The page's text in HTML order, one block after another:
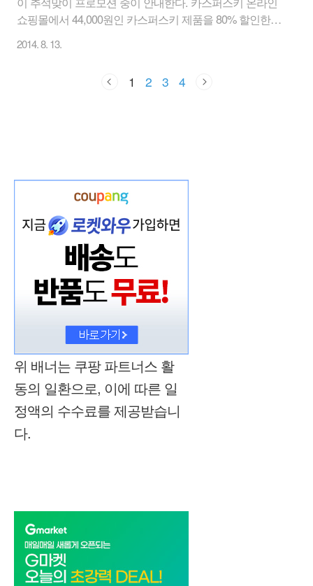
쇼핑몰에서 44,000원인 카스퍼스키 제품을 80% 할인한
2013 (전문가 용) Kaspersky Internet Security 2013은 클라
의 복잡하고 끊임없이 변화하는 보안위협에 대해 좀 더 효
2014. 8. 13.
1 2 3 4
위 배너는 쿠팡 파트너스 활
동의 일환으로, 이에 따른 일
정액의 수수료를 제공받습니
다.